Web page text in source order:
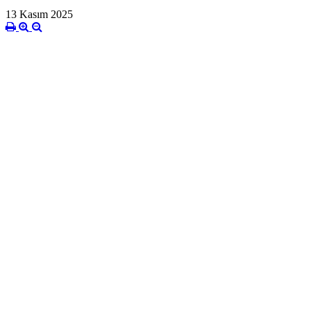
13 Kasım 2025